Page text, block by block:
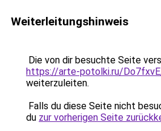
Weiterleitungshinweis
Die von dir besuchte Seite
https://arte-potolki.ru/
weiterzuleiten.
Falls du diese Seite nicht
du zur vorherigen Seite